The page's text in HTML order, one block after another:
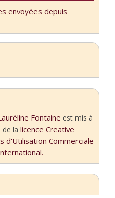
envoyées depuis
Fontaine est mis à
de lalicence Creative
d'Utilisation Commerciale